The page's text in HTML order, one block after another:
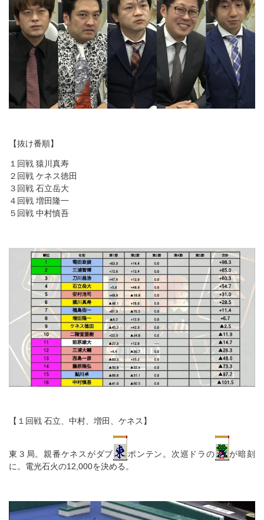
【抜け番順】
１回戦 猿川真寿
２回戦 ケネス徳田
３回戦 石立岳大
４回戦 増田隆一
５回戦 中村慎吾
【１回戦 石立、中村、増田、ケネス】
東３局。親番ケネスがダブ ポンテン。次巡ドラの
が暗刻
に。電光石火の12,000を決める。